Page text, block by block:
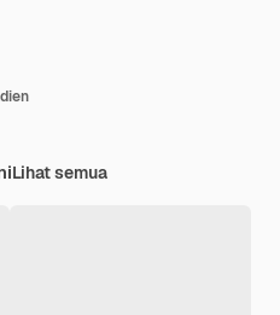
Lihat semua